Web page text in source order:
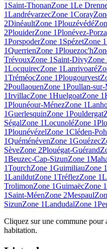
1Saint-ThonanZone 1Le
1LandrévarzecZone 1Coray
2DinéaultZone 1Plouzévédé
2PlouiderZone 1Plonévez-
1PorspoderZone 1SpézetZone 1
1QuerrienZone 1Plouezoc'h
TrévouxZone 1Saint-DivyZone
1LocquirecZone 1Lanrivoaré
1TréméocZone 1Plougourvest
2PoullaouenZone 1Poullan-
1IrvillacZone 1HuelgoatZone 1
1Plounéour-MénezZone 1
1GuerlesquinZone 1Pouldergat
SégalZone 1LocunoléZone 1
1PlounévézelZone 1Cléden-
1QuéménévenZone 1Gouézec
SèveZone 2Plouégat-Guérand
1Beuzec-Cap-SizunZone 1
1TourchZone 1GuimiliauZone 1
1LanildutZone 1TréflezZone 1
TrolimonZone 1GuimaëcZone 1
1Saint-MéenZone 2Mespaul
SizunZone 1LandudalZone 1
Cliquez sur une commune pour
habitation.